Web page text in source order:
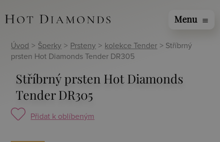
Menu menu
Úvod > Šperky > Prsteny > kolekce Tender > Stříbrný
prsten Hot Diamonds Tender DR305
Stříbrný prsten Hot Diamonds
Tender DR305
Přidat k oblíbeným